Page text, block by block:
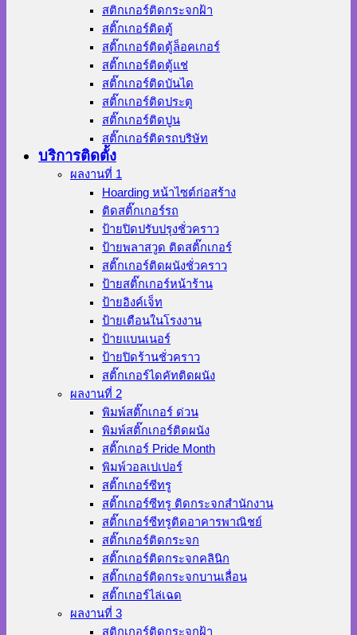
สติกเกอร์ติดกระจกฝ้า
สติ๊กเกอร์ติดตู้
สติ๊กเกอร์ติดตู้ล็อคเกอร์
สติ๊กเกอร์ติดตู้แช่
สติ๊กเกอร์ติดบันได
สติ๊กเกอร์ติดประตู
สติ๊กเกอร์ติดปูน
สติ๊กเกอร์ติดรถบริษัท
บริการติดตั้ง
ผลงานที่ 1
Hoarding หน้าไซต์ก่อสร้าง
ติดสติ๊กเกอร์รถ
ป้ายปิดปรับปรุงชั่วคราว
ป้ายพลาสวูด ติดสติ๊กเกอร์
สติ๊กเกอร์ติดผนังชั่วคราว
ป้ายสติ๊กเกอร์หน้าร้าน
ป้ายอิงค์เจ็ท
ป้ายเตือนในโรงงาน
ป้ายแบนเนอร์
ป้ายปิดร้านชั่วคราว
สติ๊กเกอร์ไดคัทติดผนัง
ผลงานที่ 2
พิมพ์สติ๊กเกอร์ ด่วน
พิมพ์สติ๊กเกอร์ติดผนัง
สติ๊กเกอร์ Pride Month
พิมพ์วอลเปเปอร์
สติ๊กเกอร์ซีทรู
สติ๊กเกอร์ซีทรู ติดกระจกสำนักงาน
สติ๊กเกอร์ซีทรูติดอาคารพาณิชย์
สติ๊กเกอร์ติดกระจก
สติ๊กเกอร์ติดกระจกคลินิก
สติ๊กเกอร์ติดกระจกบานเลื่อน
สติ๊กเกอร์ไล่เฉด
ผลงานที่ 3
สติกเกอร์ติดกระจกฝ้า